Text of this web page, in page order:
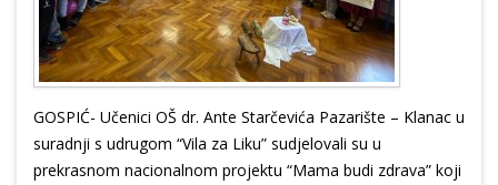
GOSPIĆ- Učenici OŠ dr. Ante Starčevića Pazarište – Klanac u
suradnji s udrugom “Vila za Liku” sudjelovali su u
prekrasnom nacionalnom projektu “Mama budi zdrava” koji